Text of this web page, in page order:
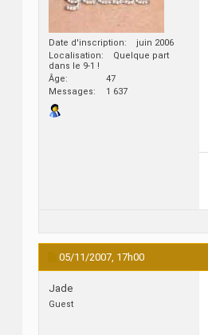
Date d'inscription
juin 2006
Localisation
Quelque part
dans le 9-1 !
Âge
47
Messages
1 637
05/11/2007, 17h00
Jade
Guest